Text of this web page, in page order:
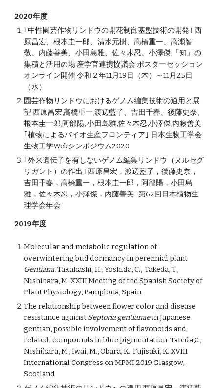
2020年度
｢中性園芸作物リンドウの開花制御基盤技術の開発｣ 西
原昌宏、根本圭一郎、清水元樹、高橋重一、高瀬智
敬、内藤善美、小田島雅、佐々木忍、小澤傑 「知」の
集積と活用の場 産学官連携協議会 ポスターセッション
オンライン開催 令和２年11月19日（木）～11月25日
（水）
園芸作物リンドウにおけるゲノム編集技術の適用と展
望 西原昌宏,高橋重一,渡辺藍子、吉田千春、後藤史奈、
根本圭一郎,阿部陽, 小田島雅,佐々木忍,小澤傑,内藤善美
｢植物によるバイオ生産フロンティア｣ 日本生物工学会
生物工学Webシンポジウム2020
｢外来遺伝子を有しないゲノム編集リンドウ（ヌルセグ
リガント）の作出｣ 西原昌宏，渡辺藍子，後藤史奈，
吉田千春，高橋重一，根本圭一郎，阿部陽，小田島
雅，佐々木忍，小澤傑，内藤善美 第62回日本植物生
理学会年会
2019年度
Molecular and metabolic regulation of
overwintering bud dormancy in perennial plant
Gentiana.Takahashi, H., Yoshida, C., Takeda, T.,
Nishihara, M. XXIII Meeting of the Spanish Society of
Plant Physiology, Pamplona, Spain
The relationship between flower color and disease
resistance against Septoria gentianaein Japanese
gentian, possible involvement of flavonoids and
related-compounds in blue pigmentation. Tateda,C.,
Nishihara, M., Iwai, M., Obara, K., Fujisaki, K. XVIII
International Congress on MPMI​ 2019 Glasgow,
Scotland